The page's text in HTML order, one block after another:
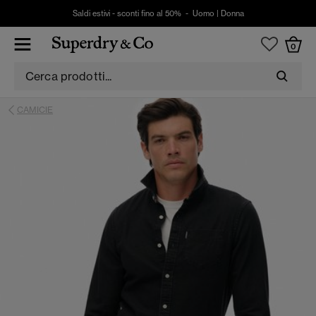
Saldi estivi - sconti fino al 50% - Uomo Donna
0
CAMICIE